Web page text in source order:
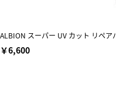
ALBION スーパー UV カット リペア
￥6,600